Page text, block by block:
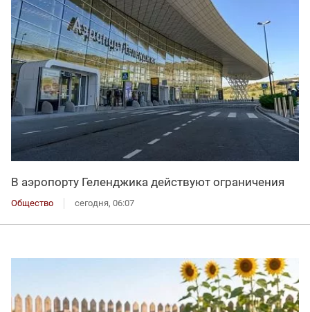
В аэропорту Геленджика действуют ограничения
Общество сегодня, 06:07